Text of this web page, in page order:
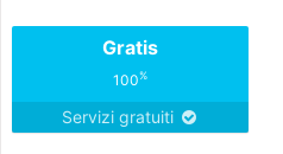
Gratis
100%
Servizi gratuiti